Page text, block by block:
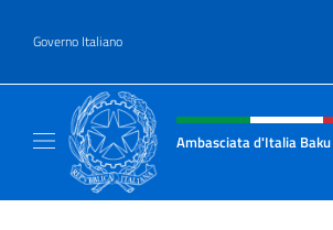
Governo Italiano
Intestazione sito,
Ambasciata d'Italia Baku